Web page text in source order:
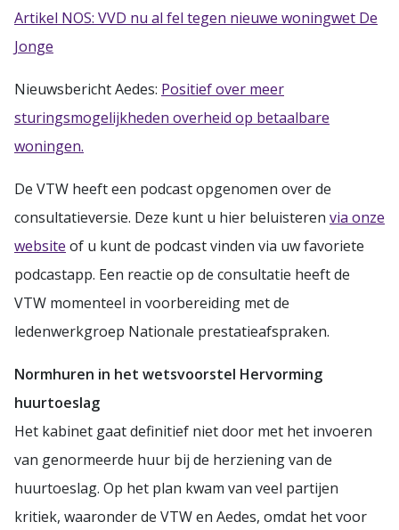
Artikel NOS: VVD nu al fel tegen nieuwe woningwet De
Jonge
Nieuwsbericht Aedes: Positief over meer
sturingsmogelijkheden overheid op betaalbare
woningen.
De VTW heeft een podcast opgenomen over de
consultatieversie. Deze kunt u hier beluisteren via onze
website of u kunt de podcast vinden via uw favoriete
podcastapp. Een reactie op de consultatie heeft de
VTW momenteel in voorbereiding met de
ledenwerkgroep Nationale prestatieafspraken.
Normhuren in het wetsvoorstel Hervorming
huurtoeslag
Het kabinet gaat definitief niet door met het invoeren
van genormeerde huur bij de herziening van de
huurtoeslag. Op het plan kwam van veel partijen
kritiek, waaronder de VTW en Aedes, omdat het voor